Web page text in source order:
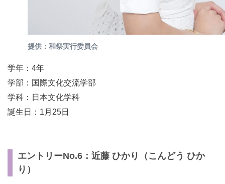
提供：和祭実行委員会
学年：4年
学部：国際文化交流学部
学科：日本文化学科
誕生日：1月25日
エントリーNo.6：近藤 ひかり（こんどう ひか
り）